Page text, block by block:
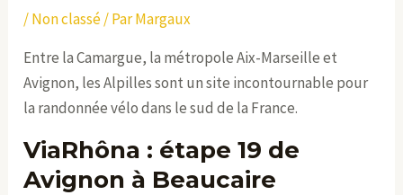
/Non classé/ ParMargaux
Entre la Camargue, la métropole Aix-Marseille et
Avignon, les Alpilles sont un site incontournable pour
la randonnée vélo dans le sud de la France.
ViaRhôna : étape 19 de
Avignon à Beaucaire